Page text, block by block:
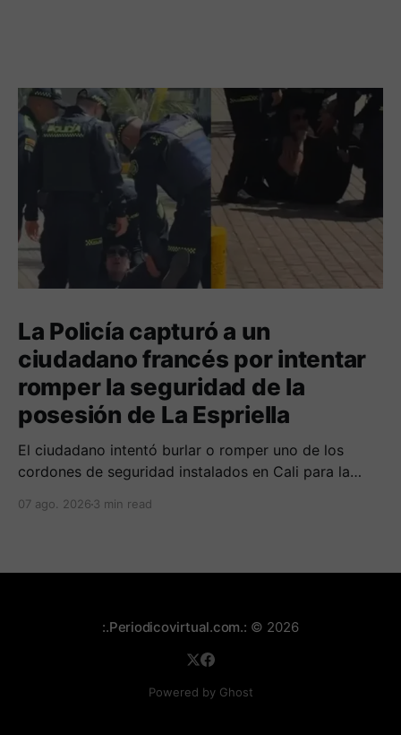
La Policía capturó a un
ciudadano francés por intentar
romper la seguridad de la
posesión de La Espriella
El ciudadano intentó burlar o romper uno de los
cordones de seguridad instalados en Cali para la
Espriella.
07 ago. 2026 3 min read
:.Periodicovirtual.com.: © 2026
Powered by Ghost